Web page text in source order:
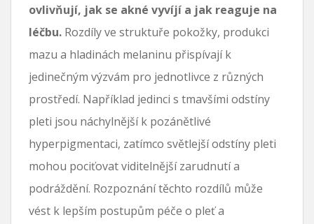
ovlivňují, jak se akné vyvíjí a jak reaguje na
léčbu. Rozdíly ve struktuře pokožky, produkci
mazu a hladinách melaninu přispívají k
jedinečným výzvám pro jednotlivce z různých
prostředí. Například jedinci s tmavšími odstíny
pleti jsou náchylnější k pozánětlivé
hyperpigmentaci, zatímco světlejší odstíny pleti
mohou pociťovat viditelnější zarudnutí a
podráždění. Rozpoznání těchto rozdílů může
vést k lepším postupům péče o pleť a